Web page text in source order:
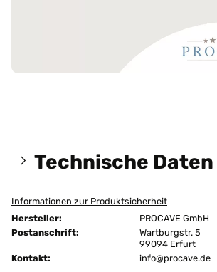
Technische Daten
Größen: 220x200 cm
Höhe: 21 cm
Ausführung: unversteppt
Informationen zur Produktsicherheit
Hersteller:
PROCAVE GmbH
Postanschrift:
Wartburgstr. 5
99094 Erfurt
Kontakt:
info@procave.de